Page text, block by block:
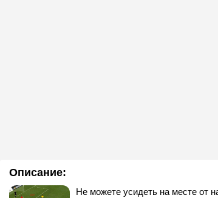
Описание:
Не можете усидеть на месте от